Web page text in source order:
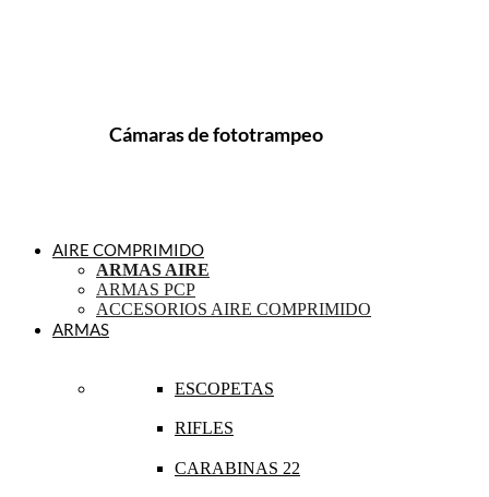
Cámaras de fototrampeo
AIRE COMPRIMIDO
ARMAS AIRE
ARMAS PCP
ACCESORIOS AIRE COMPRIMIDO
ARMAS
ESCOPETAS
RIFLES
CARABINAS 22